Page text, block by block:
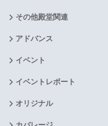
その他殿堂関連
アドバンス
イベント
イベントレポート
オリジナル